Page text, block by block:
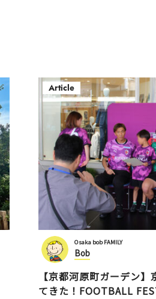
Article
Osaka bob FAMILY
Bob
【京都河原町ガーデン
てきた！FOOTBALL